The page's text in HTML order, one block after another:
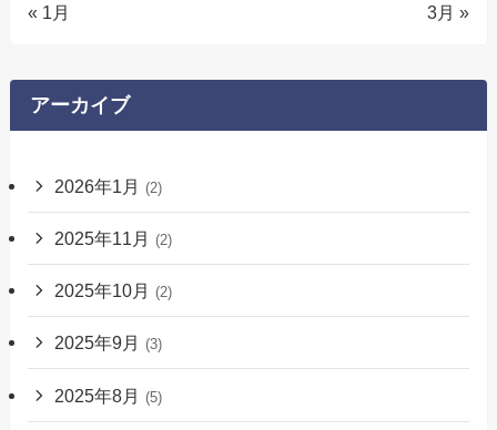
« 1月 3月 »
アーカイブ
2026年1月 (2)
2025年11月 (2)
2025年10月 (2)
2025年9月 (3)
2025年8月 (5)